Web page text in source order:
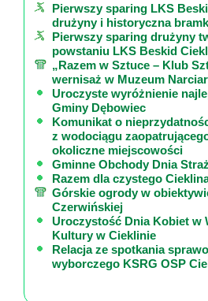
Pierwszy sparing LKS
drużyny i historyczna
Pierwszy sparing drużyny
powstaniu LKS Beskid
„Razem w Sztuce – Klub
wernisaż w Muzeum
Uroczyste wyróżnienie
Gminy Dębowiec
Komunikat o
z wodociągu
okoliczne miejscowości
Gminne Obchody Dnia
Razem dla czystego
Górskie ogrody w
Czerwińskiej
Uroczystość Dnia Kobiet w
Kultury w Cieklinie
Relacja ze spotkania
wyborczego KSRG OSP